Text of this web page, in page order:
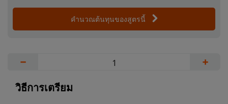
คำนวณต้นทุนของสูตรนี้
− +
วิธีการเตรียม